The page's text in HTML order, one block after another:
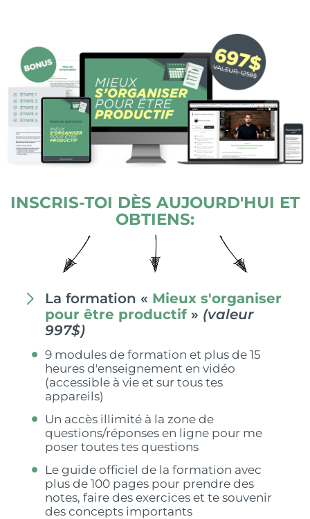
INSCRIS-TOI DÈS AUJOURD'HUI ET
OBTIENS:
La formation « Mieux s'organiser
pour être productif » (valeur
997$)
9 modules de formation et plus de 15
heures d'enseignement en vidéo
(accessible à vie et sur tous tes
appareils)
Un accès illimité à la zone de
questions/réponses en ligne pour me
poser toutes tes questions
Le guide officiel de la formation avec
plus de 100 pages pour prendre des
notes, faire des exercices et te souvenir
des concepts importants